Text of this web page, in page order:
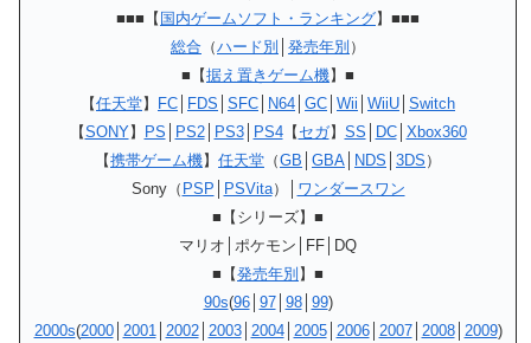
■■■【 国内ゲームソフト・ランキング】■■■
総合 （ハード別 発売年別 ）
■【据え置きゲーム機】■
【任天堂】 FC FDS SFC N64 GC Wii WiiU Switch
【SONY】 PS PS2│ PS3│ PS4【 セガ】 SS DC│ Xbox360
【携帯ゲーム機】 任天堂 （GB GBA NDS 3DS ）
Sony（ PSP PSVita）│ ワンダースワン
■【シリーズ】■
マリオ│ポケモン│FF│DQ
■【発売年別 】■
90s(96│ 97│ 98│ 99)
2000s(2000│ 2001 2002│ 2003│ 2004│ 2005│ 2006│ 2007│ 2008│ 2009)